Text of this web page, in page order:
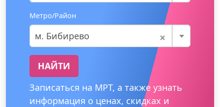
Метро/Район
×
м. Бибирево
НАЙТИ
Записаться на МРТ, а также узнать
информация о ценах, скидках и